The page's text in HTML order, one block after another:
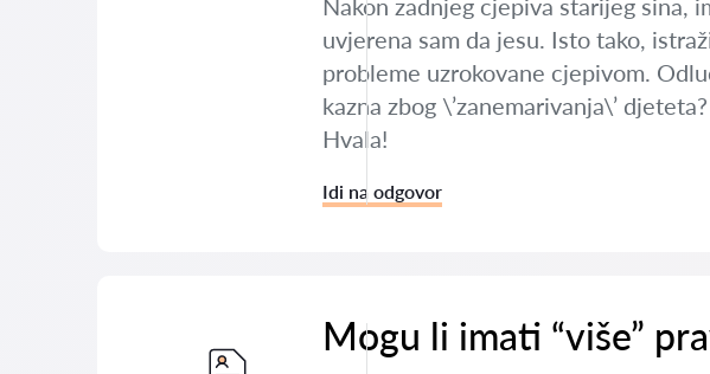
Nakon zadnjeg cjepiva starijeg sina,
uvjerena sam da jesu. Isto tako,
probleme uzrokovane cjepivom.
kazna zbog \’zanemarivanja\’
Hvala!
Idi na odgovor
Mogu li imati “više”